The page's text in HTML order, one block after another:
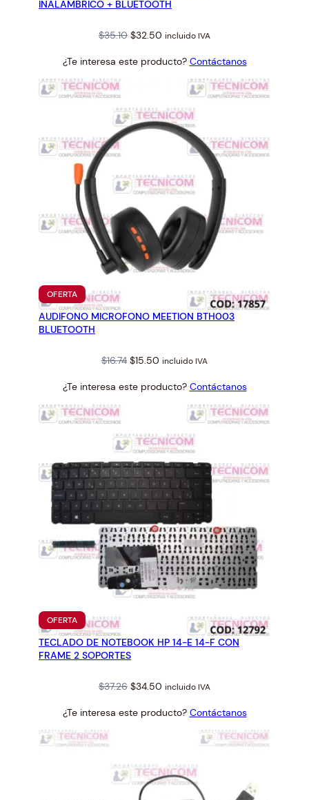
INALAMBRICO + BLUETOOTH
$35.10 Original
was:
$32.50 Current
is:
$32.50.
incluido IVA
¿Te interesa este producto? Contáctanos
OFERTAPRODUCTO
EN
OFERTA
AUDIFONO MICROFONO MEETION BTH003
BLUETOOTH
$16.74 Original
was:
$15.50 Current
is:
$15.50.
incluido IVA
¿Te interesa este producto? Contáctanos
OFERTAPRODUCTO
EN
OFERTA
TECLADO DE NOTEBOOK HP 14-E 14-F CON
FRAME 2 SOPORTES
$37.26 Original
was:
$34.50 Current
is:
incluido IVA
¿Te interesa este producto? Contáctanos